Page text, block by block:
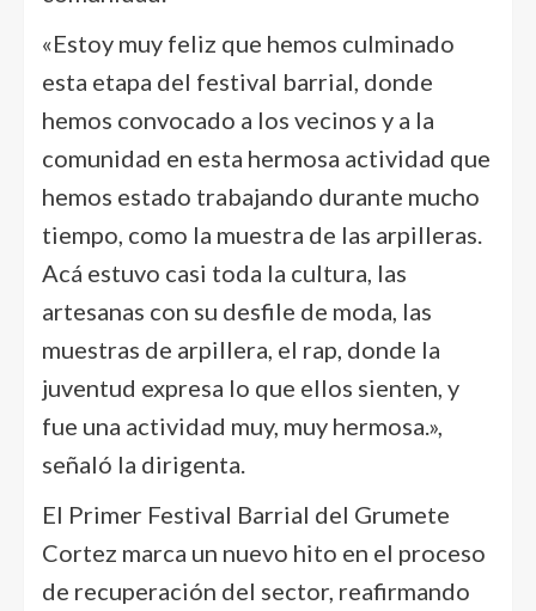
«Estoy muy feliz que hemos culminado
esta etapa del festival barrial, donde
hemos convocado a los vecinos y a la
comunidad en esta hermosa actividad que
hemos estado trabajando durante mucho
tiempo, como la muestra de las arpilleras.
Acá estuvo casi toda la cultura, las
artesanas con su desfile de moda, las
muestras de arpillera, el rap, donde la
juventud expresa lo que ellos sienten, y
fue una actividad muy, muy hermosa.»,
señaló la dirigenta.
El Primer Festival Barrial del Grumete
Cortez marca un nuevo hito en el proceso
de recuperación del sector, reafirmando